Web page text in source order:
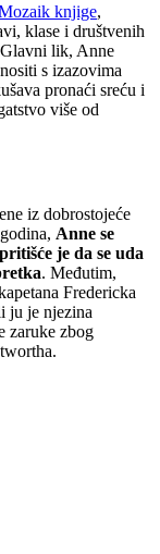
knjige,
klase i društvenih
lik, Anne
s izazovima
pronaći sreću i
više od
iz dobrostojeće
Anne se
je da se uda
. Međutim,
Fredericka
ju je njezina
zaruke zbog